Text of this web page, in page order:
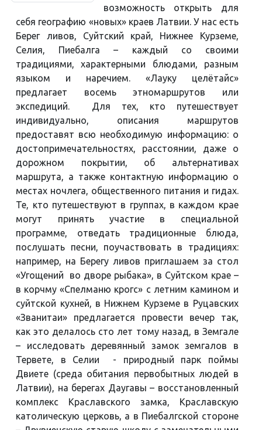
возможность открыть для
себя географию «новых» краев Латвии. У нас есть
Берег ливов, Суйтский край, Нижнее Курземе,
Селия, Пиебалга – каждый со своими
традициями, характерными блюдами, разным
языком и наречием. «Лауку целётайс»
предлагает восемь этномаршрутов или
экспедиций. Для тех, кто путешествует
индивидуально, описания маршрутов
предоставят всю необходимую информацию: о
достопримечательностях, расстоянии, даже о
дорожном покрытии, об альтернативах
маршрута, а также контактную информацию о
местах ночлега, общественного питания и гидах.
Те, кто путешествуют в группах, в каждом крае
могут принять участие в специальной
программе, отведать традиционные блюда,
послушать песни, поучаствовать в традициях:
например, на Берегу ливов приглашаем за стол
«Угощений во дворе рыбака», в Суйтском крае –
в корчму «Спелманю крогс» с летним камином и
суйтской кухней, в Нижнем Курземе в Руцавских
«Званитаи» предлагается провести вечер так,
как это делалось сто лет тому назад, в Земгале
– исследовать деревянный замок земгалов в
Тервете, в Селии - природный парк поймы
Двиете (среда обитания первобытных людей в
Латвии), на берегах Даугавы – восстановленный
комплекс Краславского замка, Краславскую
католическую церковь, а в Пиебалгской стороне